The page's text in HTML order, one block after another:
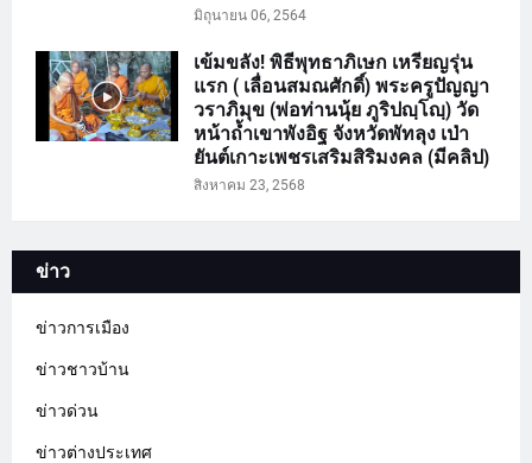
มิถุนายน 06, 2564
เข้มขลัง! พิธีพุทธาภิเษก เหรียญรุ่น
แรก ( เลื่อนสมณศักดิ์) พระครูปัญญา
วราภิมุข (พ่อท่านนุ้ย ภูริปญฺโญฺ) วัด
หน้าถ้ำเขาพังอิฐ จังหวัดพัทลุง เป่า
ยันต์เกาะเพชรเสริมสิริมงคล (มีคลิป)
สิงหาคม 23, 2568
ข่าว
ข่าวการเมือง
ข่าวชาวบ้าน
ข่าวด่วน
ข่าวต่างประเทศ